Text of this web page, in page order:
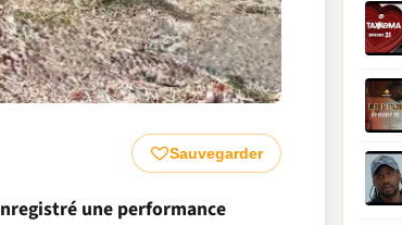
Sauvegarder
une performance